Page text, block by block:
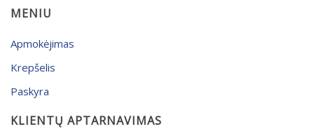
MENIU
Apmokėjimas
Krepšelis
Paskyra
KLIENTŲ APTARNAVIMAS